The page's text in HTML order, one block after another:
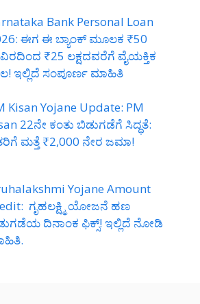
Bank Personal Loan
ಈಗ ಈ ಬ್ಯಾಂಕ್ ಮೂಲಕ ₹50
₹25 ಲಕ್ಷದವರೆಗೆ ವೈಯಕ್ತಿಕ
ಇಲ್ಲಿದೆ ಸಂಪೂರ್ಣ ಮಾಹಿತಿ
Kisan Yojane Update: PM
22ನೇ ಕಂತು ಬಿಡುಗಡೆಗೆ ಸಿದ್ಧತೆ:
ಮತ್ತೆ ₹2,000 ನೇರ ಜಮಾ!
Yojane Amount
ಗೃಹಲಕ್ಷ್ಮಿ ಯೋಜನೆ ಹಣ
ದಿನಾಂಕ ಫಿಕ್ಸ್! ಇಲ್ಲಿದೆ ನೋಡಿ